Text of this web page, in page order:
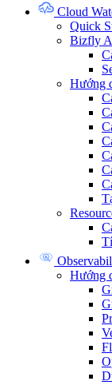
Cloud
Quick
Bizfly
Hướng
Hướng